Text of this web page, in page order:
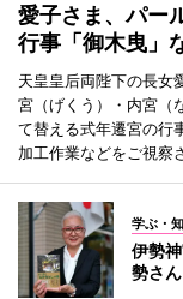
愛子さま、パー
行事「御木曳」
天皇皇后両陛下の長女
宮（げくう）・内宮（
て替える式年遷宮の行
加工作業などをご視察
学ぶ・
伊勢
勢さ